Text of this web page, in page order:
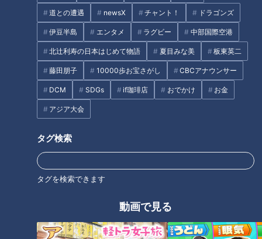
道との遭遇 newsX チャント！ ドラゴンズ
伊豆半島 エンタメ ラグビー 中部国際空港
北辻利寿の日本はじめて物語 夏目みな美 板東英二
藤田朋子 10000歩お宝さがし CBCアナウンサー
DCM SDGs if珈琲店 おでかけ お金
アジア大会
タグ検索
タグを検索できます
動画で見る
らの支持者たちを前に演説し、敗北した大統領選への批判を繰
り返した上で、こう叫びました。「さあ、議事堂へ行こう」。
押し寄せた人々によって議事堂は一時占拠され、複数の死者が
出る事態となりました。その後、下院はトランプ氏が「民衆を
扇動した」として弾劾訴追したのです。
日米「弾劾」の違いは？